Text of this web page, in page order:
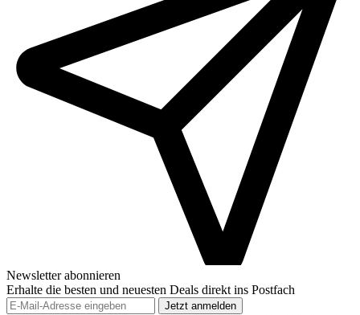
Newsletter abonnieren
Erhalte die besten und neuesten Deals direkt ins Postfach
Jetzt anmelden